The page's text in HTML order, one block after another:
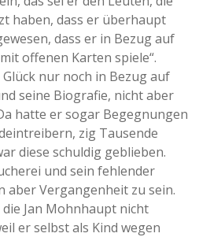
haben, dass er überhaupt
dass er in Bezug auf
offenen Karten spiele“.
nur noch in Bezug auf
seine Biografie, nicht aber
hatte er sogar Begegnungen
zig Tausende
diese schuldig geblieben.
und sein fehlender
aber Vergangenheit zu sein.
Jan Mohnhaupt nicht
er selbst als Kind wegen